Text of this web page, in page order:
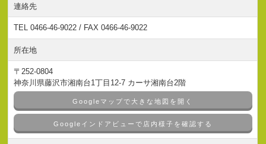
連絡先
TEL 0466-46-9022 / FAX 0466-46-9022
所在地
〒252-0804
神奈川県藤沢市湘南台1丁目12-7 カーサ湘南台2階
Googleマップで大きな地図を開く
Googleインドアビューで店内様子を確認する